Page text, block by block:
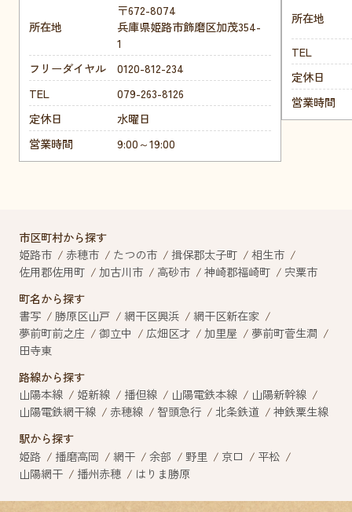
所在地
〒672-8074
兵庫県姫路市飾磨区加茂354-
1
フリーダイヤル
0120-812-234
TEL
079-263-8126
定休日
水曜日
営業時間
9:00～19:00
所在地
TEL
定休日
営業時間
市区町村から探す
姫路市
赤穂市 たつの市 揖保郡太子町
相生市
佐用郡佐用町
加古川市 高砂市 神崎郡福崎町
宍粟市
町名から探す
書写
勝原区山戸 網干区興浜
網干区新在家
夢前町前之庄
御立中 広畑区才 加里屋
夢前町菅生澗
田寺東
路線から探す
山陽本線
姫新線 播但線 山陽電鉄本線
山陽新幹線
山陽電鉄網干線
赤穂線 智頭急行 北条鉄道
神鉄粟生線
駅から探す
姫路
播磨高岡 網干 余部 野里 京口
平松
山陽網干
播州赤穂 はりま勝原